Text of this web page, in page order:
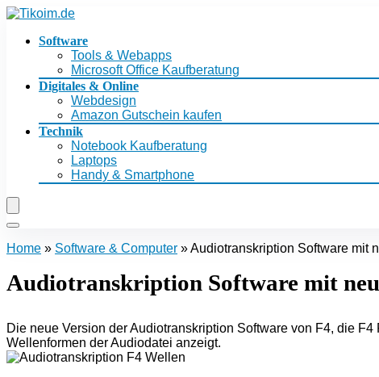
Software
Tools & Webapps
Microsoft Office Kaufberatung
Digitales & Online
Webdesign
Amazon Gutschein kaufen
Technik
Notebook Kaufberatung
Laptops
Handy & Smartphone
Home » Software & Computer »Audiotranskription Software mit
Audiotranskription Software mit
Die neue Version der Audiotranskription Software von F4, die
Wellenformen der Audiodatei anzeigt.